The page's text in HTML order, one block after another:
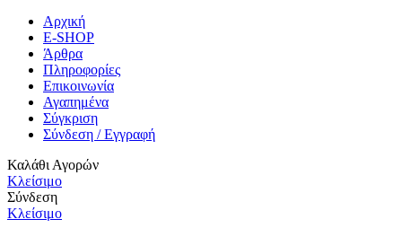
Αρχική
E-SHOP
Άρθρα
Πληροφορίες
Επικοινωνία
Αγαπημένα
Σύγκριση
Σύνδεση / Εγγραφή
Καλάθι Αγορών
Κλείσιμο
Σύνδεση
Κλείσιμο